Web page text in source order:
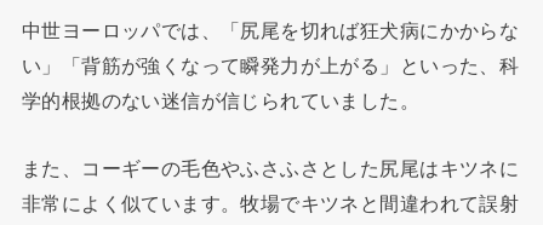
中世ヨーロッパでは、「尻尾を切れば狂犬病にかからな
い」「背筋が強くなって瞬発力が上がる」といった、科
学的根拠のない迷信が信じられていました。
また、コーギーの毛色やふさふさとした尻尾はキツネに
非常によく似ています。牧場でキツネと間違われて誤射